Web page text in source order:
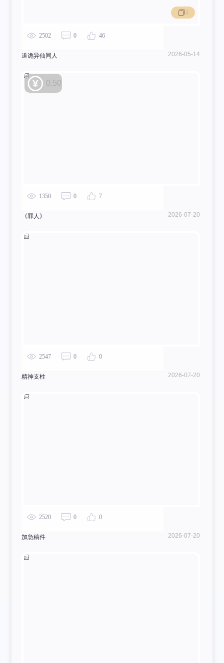
2502 0 46
道诡异仙同人 2026-05-14
4
1350 0 7
《罪人》 2026-07-20
0.50
2547 0 0
精神支柱 2026-07-20
2520 0 0
加急稿件 2026-07-20